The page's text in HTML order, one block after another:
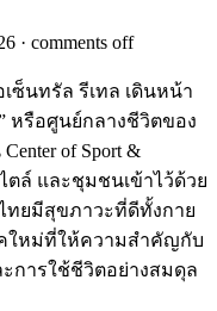
· comments off
ซ็นทรัล รีเทล เดินหน้า
หรือศูนย์กลางชีวิตของ
of Sport &
ตล์ และชุมชนเข้าไว้ด้วย
ทยมีสุขภาวะที่ดีทั้งกาย
ใหม่ที่ให้ความสำคัญกับ
การใช้ชีวิตอย่างสมดุล